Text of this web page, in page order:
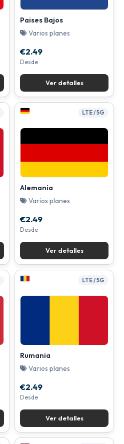
Paises Bajos
Varios planes
€2.49
Desde
Ver detalles
LTE / 5G
Alemania
Varios planes
€2.49
Desde
Ver detalles
LTE / 5G
Rumania
Varios planes
€2.49
Desde
Ver detalles